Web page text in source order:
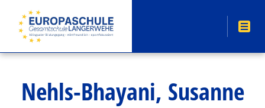
Nehls-Bhayani, Susanne